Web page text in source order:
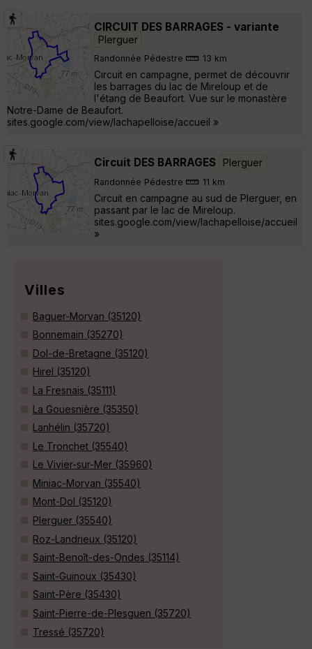
CIRCUIT DES BARRAGES - variante
Plerguer
Randonnée Pédestre 13 km
Circuit en campagne, permet de découvrir
les barrages du lac de Mireloup et de
l'étang de Beaufort. Vue sur le monastère
Notre-Dame de Beaufort.
sites.google.com/view/lachapelloise/accueil »
Circuit DES BARRAGES Plerguer
Randonnée Pédestre 11 km
Circuit en campagne au sud de Plerguer, en
passant par le lac de Mireloup.
sites.google.com/view/lachapelloise/accueil
»
Villes
Baguer-Morvan (35120)
Bonnemain (35270)
Dol-de-Bretagne (35120)
Hirel (35120)
La Fresnais (35111)
La Gouesnière (35350)
Lanhélin (35720)
Le Tronchet (35540)
Le Vivier-sur-Mer (35960)
Miniac-Morvan (35540)
Mont-Dol (35120)
Plerguer (35540)
Roz-Landrieux (35120)
Saint-Benoît-des-Ondes (35114)
Saint-Guinoux (35430)
Saint-Père (35430)
Saint-Pierre-de-Plesguen (35720)
Tressé (35720)